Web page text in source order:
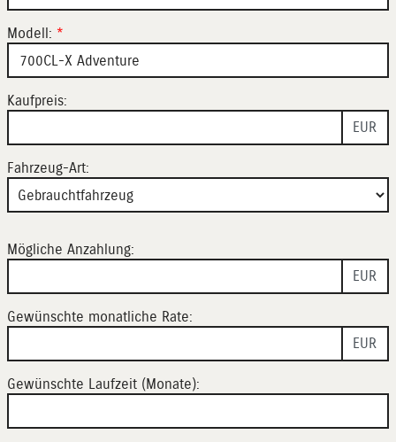
Modell: *
Kaufpreis:
EUR
Fahrzeug-Art:
Mögliche Anzahlung:
EUR
Gewünschte monatliche Rate:
EUR
Gewünschte Laufzeit (Monate):